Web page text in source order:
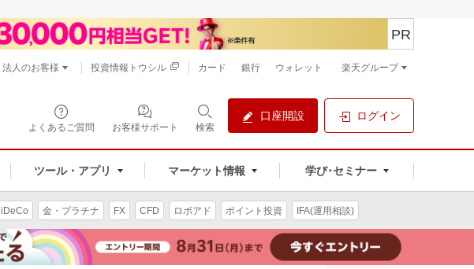
よくあるご質問 お客様サポート 検索
口座開設 ログイン
ツール・アプリ マーケット情報 学び･セミナー
PR
法人のお客様 投資情報トウシル カード 銀行 ウォレット 楽天グループ
iDeCo 金・プラチナ FX CFD ロボアド ポイント投資 IFA(運用相談)